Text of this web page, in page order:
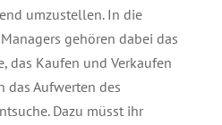
umzustellen. In die
gehören dabei das
das Kaufen und Verkaufen
das Aufwerten des
Dazu müsst ihr